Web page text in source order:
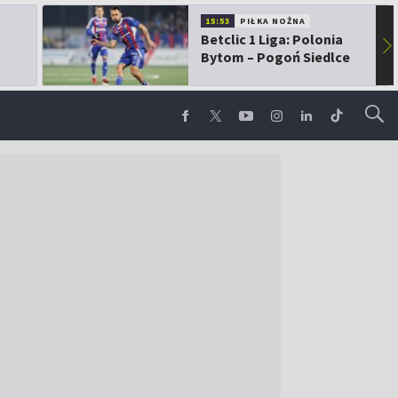
15:53 PIŁKA NOŻNA
Betclic 1 Liga: Polonia
Bytom – Pogoń Siedlce
▶